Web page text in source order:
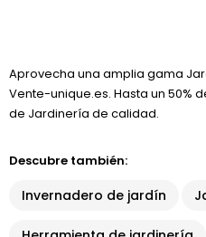
Aprovecha una amplia gama
Vente-unique.es. Hasta un 50%
de Jardinería de calidad.
Descubre también:
Invernadero de jardín